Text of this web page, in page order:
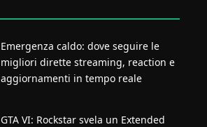
Emergenza caldo: dove seguire le
migliori dirette streaming, reaction e
aggiornamenti in tempo reale
GTA VI: Rockstar svela un Extended